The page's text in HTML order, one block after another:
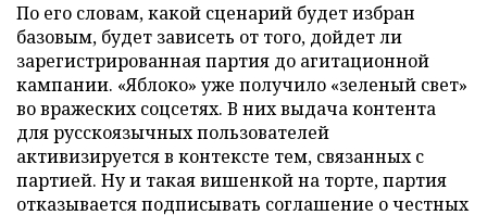
По его словам, какой сценарий будет избран
базовым, будет зависеть от того, дойдет ли
зарегистрированная партия до агитационной
кампании. «Яблоко» уже получило «зеленый свет»
во вражеских соцсетях. В них выдача контента
для русскоязычных пользователей
активизируется в контексте тем, связанных с
партией. Ну и такая вишенкой на торте, партия
отказывается подписывать соглашение о честных